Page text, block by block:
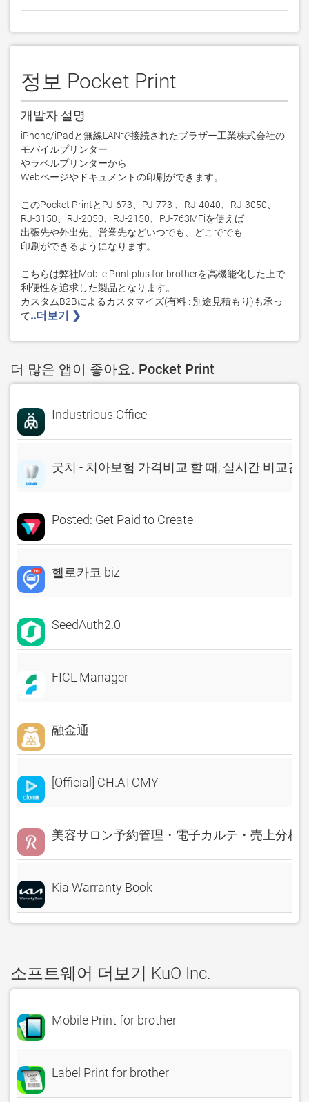
정보 Pocket Print
개발자 설명
iPhone/iPadと無線LANで接続されたブラザー工業株式会社の
モバイルプリンター
やラベルプリンターから
Webページやドキュメントの印刷ができます。
このPocket PrintとPJ-673、PJ-773 、RJ-4040、RJ-3050、
RJ-3150、RJ-2050、RJ-2150、PJ-763MFiを使えば
出張先や外出先、営業先などいつでも、どこででも
印刷ができるようになります。
こちらは弊社Mobile Print plus for brotherを高機能化した上で
利便性を追求した製品となります。
カスタムB2Bによるカスタマイズ(有料 : 別途見積もり)も承っ
て..더보기 ❯
더 많은 앱이 좋아요. Pocket Print
Industrious Office
굿치 - 치아보험 가격비교 할 때, 실시간 비교견
Posted: Get Paid to Create
헬로카코 biz
SeedAuth2.0
FICL Manager
融金通
[Official] CH.ATOMY
美容サロン予約管理・電子カルテ・売上分析
Kia Warranty Book
소프트웨어 더보기 KuO Inc.
Mobile Print for brother
Label Print for brother